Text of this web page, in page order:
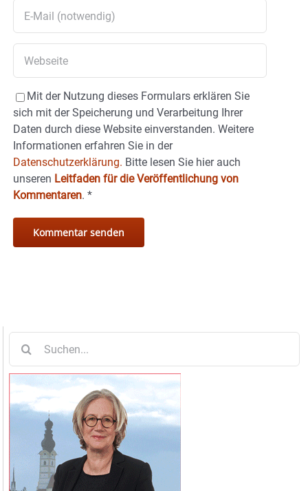
Mit der Nutzung dieses Formulars erklären Sie
sich mit der Speicherung und Verarbeitung Ihrer
Daten durch diese Website einverstanden. Weitere
Informationen erfahren Sie in der
Datenschutzerklärung. Bitte lesen Sie hier auch
unseren Leitfaden für die Veröffentlichung von
Kommentaren. *
nach: